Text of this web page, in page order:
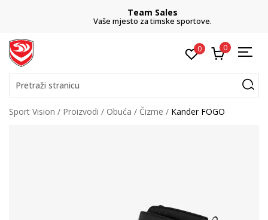
Team Sales
Vaše mjesto za timske sportove.
0 0
Pretraži stranicu
Sport Vision Proizvodi Obuća Čizme Kander FOGO